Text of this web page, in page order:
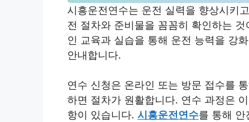
시흥운전연수는 운전 실력을 향상시키
전 절차와 준비물을 꼼꼼히 확인하는
인 교육과 실습을 통해 운전 능력을 강
안내합니다.
연수 신청은 온라인 또는 방문 접수를
하면 절차가 원활합니다. 연수 과정은
항이 있습니다. 시흥운전연수를 통해 안